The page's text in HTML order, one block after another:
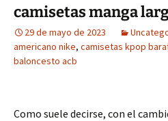
camisetas manga
29 de mayo de 2023
americano nike, camisetas kpop
baloncesto acb
Como suele decirse, con el